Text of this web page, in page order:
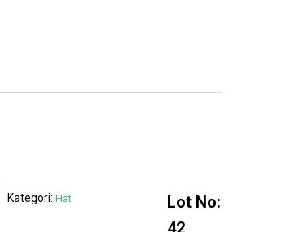
Kategori: Hat
Lot No:
42